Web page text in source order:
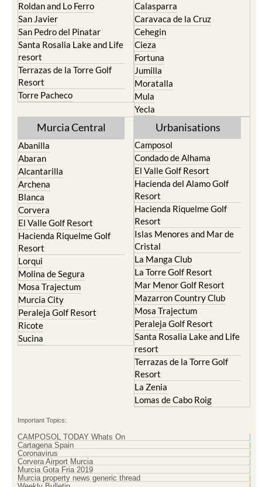
Roldan and Lo Ferro
San Javier
San Pedro del Pinatar
Santa Rosalia Lake and Life
resort
Terrazas de la Torre Golf
Resort
Torre Pacheco
Calasparra
Caravaca de la Cruz
Cehegin
Cieza
Fortuna
Jumilla
Moratalla
Mula
Yecla
Murcia Central
Abanilla
Abaran
Alcantarilla
Archena
Blanca
Corvera
El Valle Golf Resort
Hacienda Riquelme Golf
Resort
Lorqui
Molina de Segura
Mosa Trajectum
Murcia City
Peraleja Golf Resort
Ricote
Sucina
Urbanisations
Camposol
Condado de Alhama
El Valle Golf Resort
Hacienda del Alamo Golf
Resort
Hacienda Riquelme Golf
Resort
Islas Menores and Mar de
Cristal
La Manga Club
La Torre Golf Resort
Mar Menor Golf Resort
Mazarron Country Club
Mosa Trajectum
Peraleja Golf Resort
Santa Rosalia Lake and Life
resort
Terrazas de la Torre Golf
Resort
La Zenia
Lomas de Cabo Roig
Important Topics:
CAMPOSOL TODAY Whats On
Cartagena Spain
Coronavirus
Corvera Airport Murcia
Murcia Gota Fria 2019
Murcia property news generic thread